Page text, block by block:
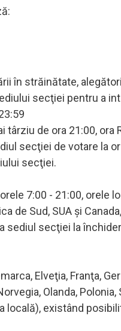
în străinătate,
secţiei pentru a
târziu de ora 21:00, ora
secţiei de votare la
secţiei.
7:00 - 21:00, orele
de Sud, SUA şi
sediul secţiei la
Elveţia, Franţa,
Olanda, Polonia,
locală), existând